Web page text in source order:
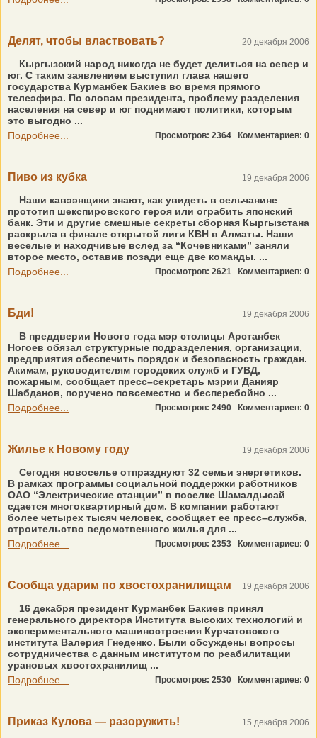
Делят, чтобы властвовать? 20 декабря 2006
Кыргызский народ никогда не будет делиться на север и
юг. С таким заявлением выступил глава нашего
государства Курманбек Бакиев во время прямого
телеэфира. По словам президента, проблему разделения
населения на север и юг поднимают политики, которым
это выгодно ...
Подробнее...
Просмотров: 2364 Комментариев: 0
Пиво из кубка 19 декабря 2006
Наши кавээнщики знают, как увидеть в сельчанине
прототип шекспировского героя или ограбить японский
банк. Эти и другие смешные секреты сборная Кыргызстана
раскрыла в финале открытой лиги КВН в Алматы. Наши
веселые и находчивые вслед за “Кочевниками” заняли
второе место, оставив позади еще две команды. ...
Подробнее...
Просмотров: 2621 Комментариев: 0
Бди! 19 декабря 2006
В преддверии Нового года мэр столицы Арстанбек
Ногоев обязал структурные подразделения, организации,
предприятия обеспечить порядок и безопасность граждан.
Акимам, руководителям городских служб и ГУВД,
пожарным, сообщает пресс–секретарь мэрии Данияр
Шабданов, поручено повсеместно и бесперебойно ...
Подробнее...
Просмотров: 2490 Комментариев: 0
Жилье к Новому году 19 декабря 2006
Сегодня новоселье отпразднуют 32 семьи энергетиков.
В рамках программы социальной поддержки работников
ОАО “Электрические станции” в поселке Шамалдысай
сдается многоквартирный дом. В компании работают
более четырех тысяч человек, сообщает ее пресс–служба,
строительство ведомственного жилья для ...
Подробнее...
Просмотров: 2353 Комментариев: 0
Сообща ударим по хвостохранилищам 19 декабря 2006
16 декабря президент Курманбек Бакиев принял
генерального директора Института высоких технологий и
экспериментального машиностроения Курчатовского
института Валерия Гнеденко. Были обсуждены вопросы
сотрудничества с данным институтом по реабилитации
урановых хвостохранилищ ...
Подробнее...
Просмотров: 2530 Комментариев: 0
Приказ Кулова — разоружить! 15 декабря 2006